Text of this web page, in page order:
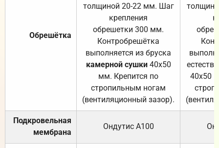
Обрешётка
толщиной 20-22 мм. Шаг
крепления
обрешетки 300 мм.
Контробрешётка
выполняется из бруска
камерной сушки40х50
мм. Крепится по
стропильным ногам
(вентиляционный зазор).
40х50
Подкровельная
мембрана
Ондутис А100